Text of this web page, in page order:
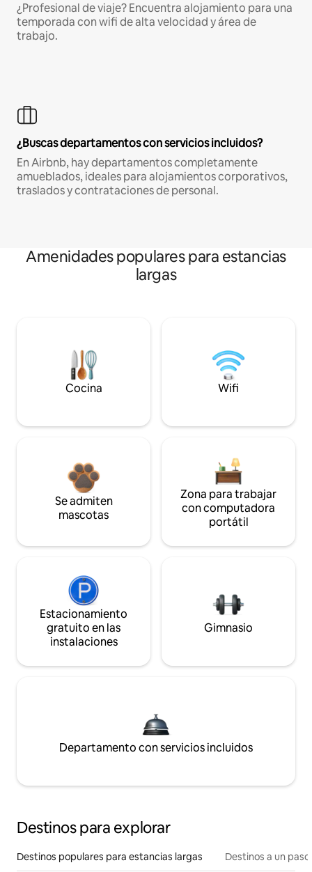
¿Profesional de viaje? Encuentra alojamiento para una
temporada con wifi de alta velocidad y área de
trabajo.
¿Buscas departamentos con servicios incluidos?
En Airbnb, hay departamentos completamente
amueblados, ideales para alojamientos corporativos,
traslados y contrataciones de personal.
Amenidades populares para estancias
largas
Cocina Wifi
Se admiten
mascotas
Zona para trabajar
con computadora
portátil
Estacionamiento
gratuito en las
instalaciones
Gimnasio
Departamento con servicios incluidos
Destinos para explorar
Destinos populares para estancias largas Destinos a un